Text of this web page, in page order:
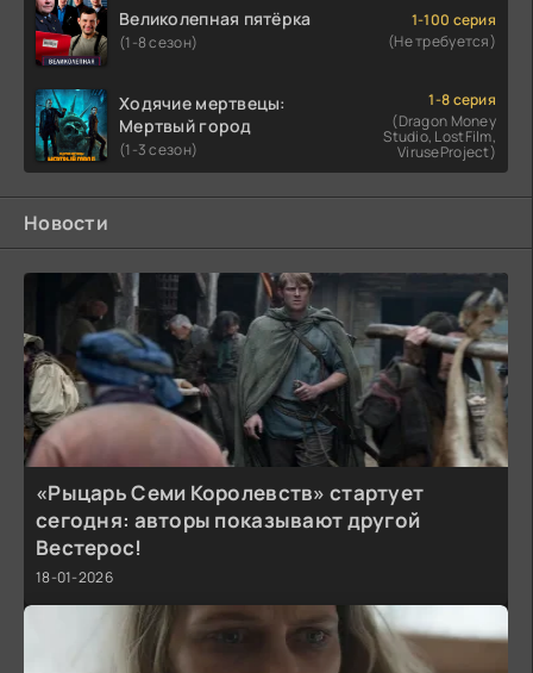
Великолепная пятёрка
(1-8 сезон)
1-100 серия
(Не требуется)
Ходячие мертвецы:
Мертвый город
(1-3 сезон)
1-8 серия
(Dragon Money
Studio, LostFilm,
ViruseProject)
Новости
«Рыцарь Семи Королевств» стартует
сегодня: авторы показывают другой
Вестерос!
18-01-2026